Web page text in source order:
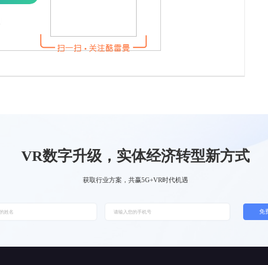
VR数字升级，实体经济转型新方式
获取行业方案，共赢5G+VR时代机遇
免